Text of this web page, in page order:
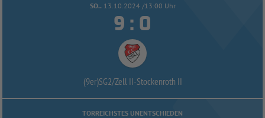
SO.. 13.10.2024 /13:00 Uhr
 : 
(9er)SG2/Zell II-Stockenroth II
TORREICHSTES UNENTSCHIEDEN